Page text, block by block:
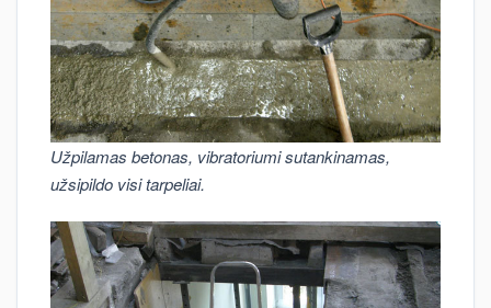
Užpilamas betonas, vibratoriumi sutankinamas,
užsipildo visi tarpeliai.